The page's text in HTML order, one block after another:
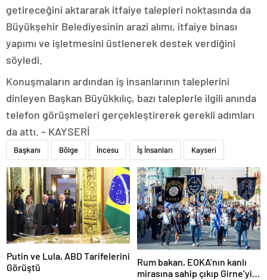
getireceğini aktararak itfaiye talepleri noktasında da
Büyükşehir Belediyesinin arazi alımı, itfaiye binası
yapımı ve işletmesini üstlenerek destek verdiğini
söyledi.
Konuşmaların ardından iş insanlarının taleplerini
dinleyen Başkan Büyükkılıç, bazı taleplerle ilgili anında
telefon görüşmeleri gerçekleştirerek gerekli adımları
da attı. – KAYSERİ
Başkanı Bölge İncesu İş İnsanları Kayseri
Putin ve Lula, ABD Tarifelerini
Görüştü
Rum bakan, EOKA’nın kanlı
mirasına sahip çıkıp Girne’yi